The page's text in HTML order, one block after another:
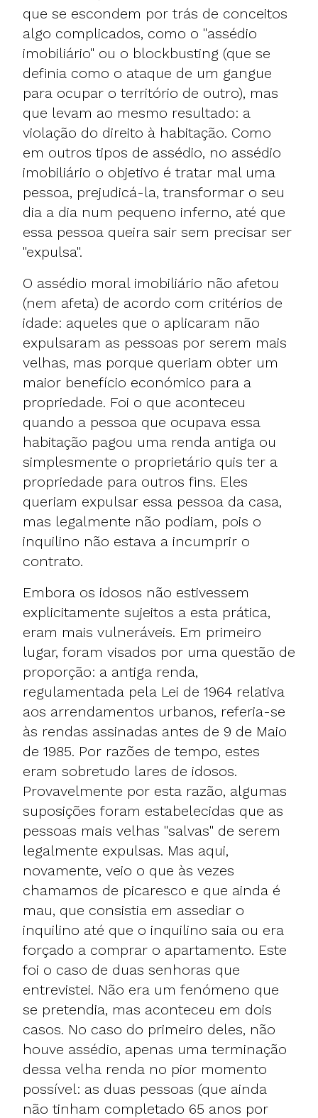
que se escondem por trás de conceitos
algo complicados, como o "assédio
imobiliário" ou o blockbusting (que se
definia como o ataque de um gangue
para ocupar o território de outro), mas
que levam ao mesmo resultado: a
violação do direito à habitação. Como
em outros tipos de assédio, no assédio
imobiliário o objetivo é tratar mal uma
pessoa, prejudicá-la, transformar o seu
dia a dia num pequeno inferno, até que
essa pessoa queira sair sem precisar ser
"expulsa".
O assédio moral imobiliário não afetou
(nem afeta) de acordo com critérios de
idade: aqueles que o aplicaram não
expulsaram as pessoas por serem mais
velhas, mas porque queriam obter um
maior benefício económico para a
propriedade. Foi o que aconteceu
quando a pessoa que ocupava essa
habitação pagou uma renda antiga ou
simplesmente o proprietário quis ter a
propriedade para outros fins. Eles
queriam expulsar essa pessoa da casa,
mas legalmente não podiam, pois o
inquilino não estava a incumprir o
contrato.
Embora os idosos não estivessem
explicitamente sujeitos a esta prática,
eram mais vulneráveis. Em primeiro
lugar, foram visados por uma questão de
proporção: a antiga renda,
regulamentada pela Lei de 1964 relativa
aos arrendamentos urbanos, referia-se
às rendas assinadas antes de 9 de Maio
de 1985. Por razões de tempo, estes
eram sobretudo lares de idosos.
Provavelmente por esta razão, algumas
suposições foram estabelecidas que as
pessoas mais velhas "salvas" de serem
legalmente expulsas. Mas aqui,
novamente, veio o que às vezes
chamamos de picaresco e que ainda é
mau, que consistia em assediar o
inquilino até que o inquilino saia ou era
forçado a comprar o apartamento. Este
foi o caso de duas senhoras que
entrevistei. Não era um fenómeno que
se pretendia, mas aconteceu em dois
casos. No caso do primeiro deles, não
houve assédio, apenas uma terminação
dessa velha renda no pior momento
possível: as duas pessoas (que ainda
não tinham completado 65 anos por